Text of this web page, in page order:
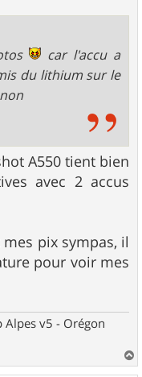
car l'accu a
du lithium sur le
A550 tient bien
avec 2 accus
pix sympas, il
pour voir mes
Alpes v5 - Orégon
a